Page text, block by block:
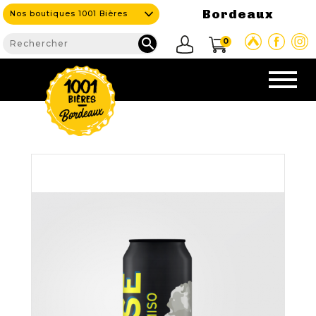
Nos boutiques 1001 Bières Bordeaux
 0
Nouveautés
Nos Bières